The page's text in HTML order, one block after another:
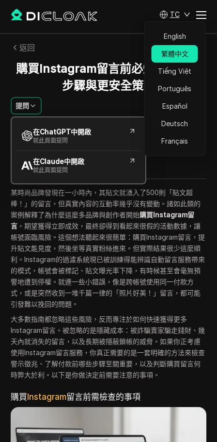
TC
English
繁體中文
Tiếng Việt
Português
Español
Deutsch
Français
返回
購買Instagram留言前必知：風險、
步驟與更安全策略
提問
在ChatGPT中開啟
就此頁面提問
在Claude中開啟
就此頁面提問
Jessica Wardell
2026年6月 12 分鐘 閱讀
Copy Link
某時尚品牌發現在一小時內，其貼文就湧入了500則「貼文超
棒！」的留言，但真實內容的互動率幾乎沒有變動。諸如此類的
案例解釋了為什麼這麼多品牌與創作者開始購買Instagram留
言 ，期望獲得立即成效，最終卻得到看起來很假的活動數據，讓
帳號面臨風險。這個想法聽起來很簡單：購買Instagram留言，提
升貼文能見度，然後坐等真實粉絲進來。但實際結果很少這麼順
利。Instagram的過濾系統現已被訓練得能辨識自動留言服務帶來
的模式，帳號會被標記、貼文曝光率下降，有時候甚至會毫無預
警地遭到停權。就連一些小錯誤，像是跨帳號使用同一付款方
式，或是突然收到一堆千篇一律的「照片好美！」留言，都可能
引發難以挽回的問題。
大多數指南都忽略這些風險，反而專注於如何快速獲得更多
Instagram留言。被忽略的是隱藏成本：被詐騙賣家騙走錢財、幾
天內就消失的留言，以及長期被隱蔽鎖帳的威脅。如果你正考慮
使用Instagram留言服務，你真正需要的是一套明確的方法來檢查
警示徵兆、了解付款前哪些步驟至關重要，以及判斷購買留言何
時弊大於利。以下是你做決定前需要注意的事項。
購買 Instagram留言前需檢查的事項